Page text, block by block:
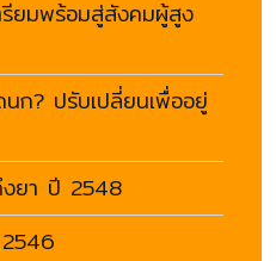
ยมพร้อมสู่สังคมผู้สูง
ก? ปรับเปลี่ยนเพื่ออยู่
งยา ปี 2548